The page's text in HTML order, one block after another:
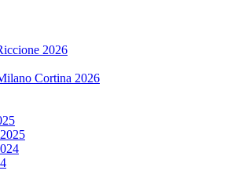
2026
Cortina 2026